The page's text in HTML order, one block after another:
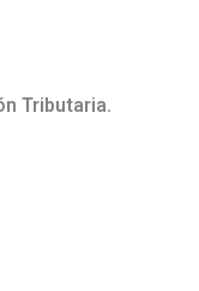
Tributaria.